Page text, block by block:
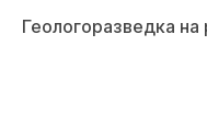
Геологоразведка